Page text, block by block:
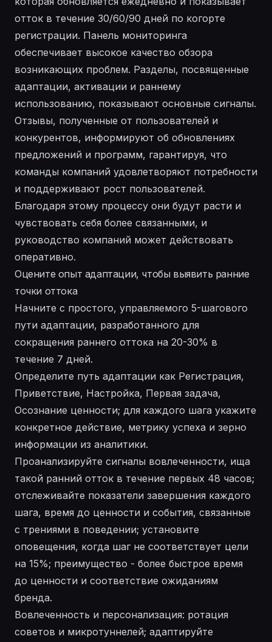
отток в течение 30/60/90 дней по когорте
регистрации. Панель мониторинга
обеспечивает высокое качество обзора
возникающих проблем. Разделы, посвященные
адаптации, активации и раннему
использованию, показывают основные сигналы.
Отзывы, полученные от пользователей и
конкурентов, информируют об обновлениях
предложений и программ, гарантируя, что
команды компаний удовлетворяют потребности
и поддерживают рост пользователей.
Благодаря этому процессу они будут расти и
чувствовать себя более связанными, и
руководство компаний может действовать
оперативно.
Оцените опыт адаптации, чтобы выявить ранние
точки оттока
Начните с простого, управляемого 5-шагового
пути адаптации, разработанного для
сокращения раннего оттока на 20-30% в
течение 7 дней.
Определите путь адаптации как Регистрация,
Приветствие, Настройка, Первая задача,
Осознание ценности; для каждого шага укажите
конкретное действие, метрику успеха и зерно
информации из аналитики.
Проанализируйте сигналы вовлеченности, ища
такой ранний отток в течение первых 48 часов;
отслеживайте показатели завершения каждого
шага, время до ценности и события, связанные
с трениями в поведении; установите
оповещения, когда шаг не соответствует цели
на 15%; преимущество - более быстрое время
до ценности и соответствие ожиданиям
бренда.
Вовлеченность и персонализация: ротация
советов и микротуннелей; адаптируйте